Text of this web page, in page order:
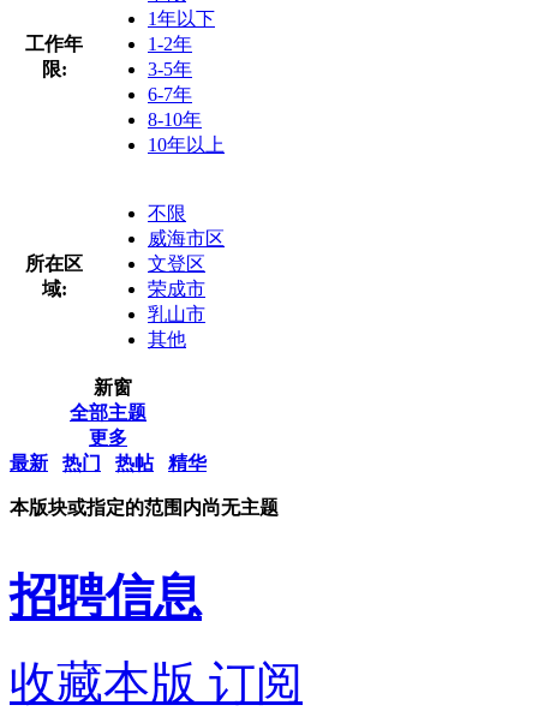
工作年
限:
1年以下
1-2年
3-5年
6-7年
8-10年
10年以上
所在区
域:
不限
威海市区
文登区
荣成市
乳山市
其他
新窗
全部主题
更多
最新
热门 热帖 精华
本版块或指定的范围内尚无主题
招聘信息
收藏本版 订阅